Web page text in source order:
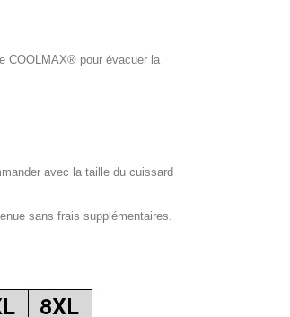
COOLMAX® pour évacuer la
avec la taille du cuissard
sans frais supplémentaires.